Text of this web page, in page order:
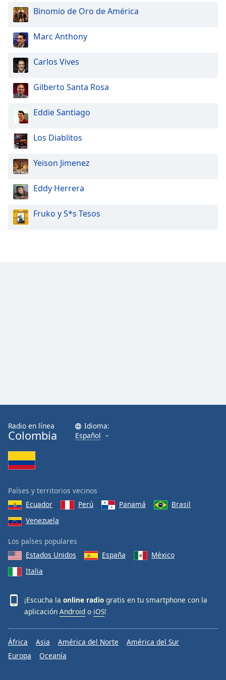
Binomio de Oro de América
Marc Anthony
Carlos Vives
Gilberto Santa Rosa
Eddie Santiago
Los Diablitos
Yeison Jimenez
Eddy Herrera
Fruko y S*s Tesos
Radio en línea
Colombia
Idioma:
Español
Países y territorios vecinos
Ecuador
Perú Panamá
Brasil
Venezuela
Los países populares
Estados Unidos
España
México
Italia
¡Escucha la online radio gratis en tu smartphone con la
aplicación Android o iOS!
África Asia América del Norte
América del Sur
Europa
Oceanía